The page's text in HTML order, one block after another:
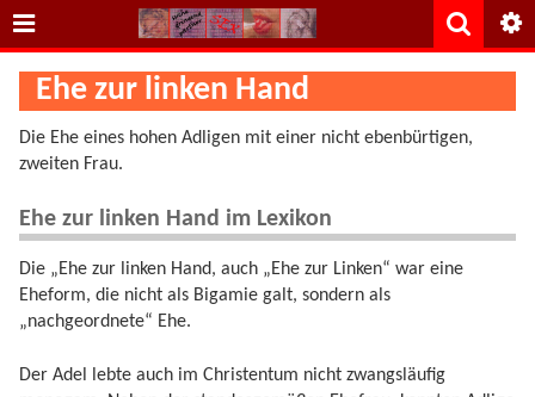
Ehe zur linken Hand
Die Ehe eines hohen Adligen mit einer nicht ebenbürtigen,
zweiten Frau.
Ehe zur linken Hand im Lexikon
Die „Ehe zur linken Hand, auch „Ehe zur Linken“ war eine
Eheform, die nicht als Bigamie galt, sondern als
„nachgeordnete“ Ehe.
Der Adel lebte auch im Christentum nicht zwangsläufig